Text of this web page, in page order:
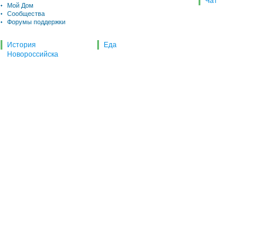
Мой Дом
Сообщества
Форумы поддержки
История
Новороссийска
Еда